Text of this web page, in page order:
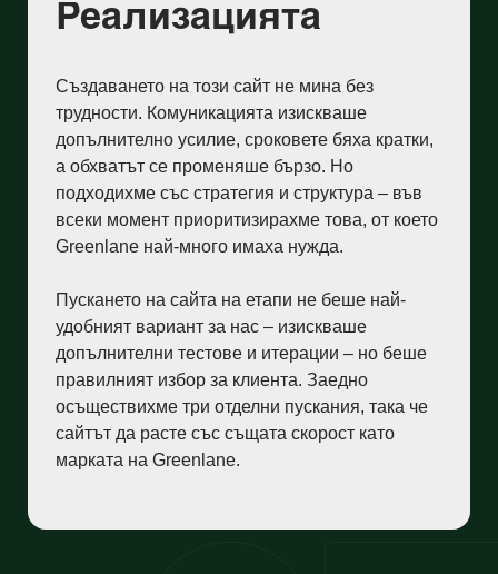
Реализацията
Създаването на този сайт не мина без
трудности. Комуникацията изискваше
допълнително усилие, сроковете бяха кратки,
а обхватът се променяше бързо. Но
подходихме със стратегия и структура – във
всеки момент приоритизирахме това, от което
Greenlane най-много имаха нужда.
Пускането на сайта на етапи не беше най-
удобният вариант за нас – изискваше
допълнителни тестове и итерации – но беше
правилният избор за клиента. Заедно
осъществихме три отделни пускания, така че
сайтът да расте със същата скорост като
марката на Greenlane.